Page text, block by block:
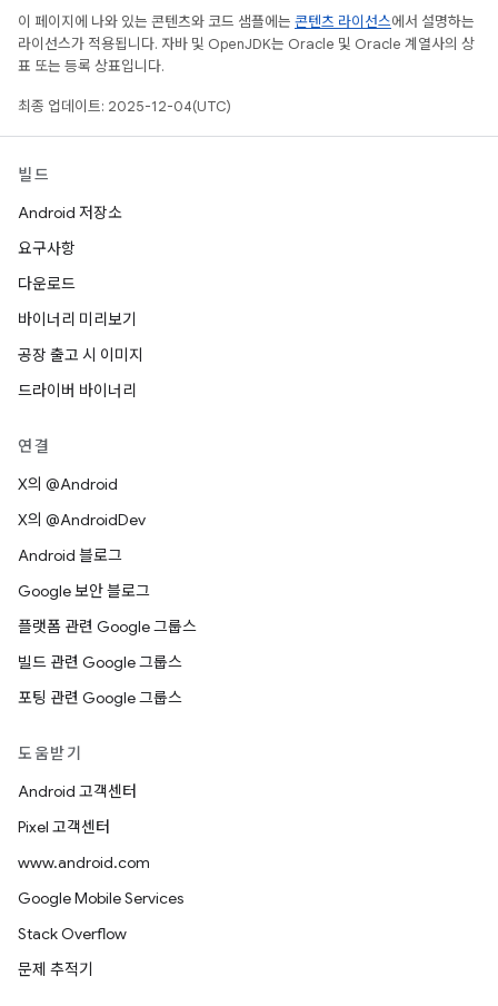
이 페이지에 나와 있는 콘텐츠와 코드 샘플에는 콘텐츠 라이선스에서 설명하는
라이선스가 적용됩니다. 자바 및 OpenJDK는 Oracle 및 Oracle 계열사의 상
표 또는 등록 상표입니다.
최종 업데이트: 2025-12-04(UTC)
빌드
Android 저장소
요구사항
다운로드
바이너리 미리보기
공장 출고 시 이미지
드라이버 바이너리
연결
X의 @Android
X의 @AndroidDev
Android 블로그
Google 보안 블로그
플랫폼 관련 Google 그룹스
빌드 관련 Google 그룹스
포팅 관련 Google 그룹스
도움받기
Android 고객센터
Pixel 고객센터
www.android.com
Google Mobile Services
Stack Overflow
문제 추적기